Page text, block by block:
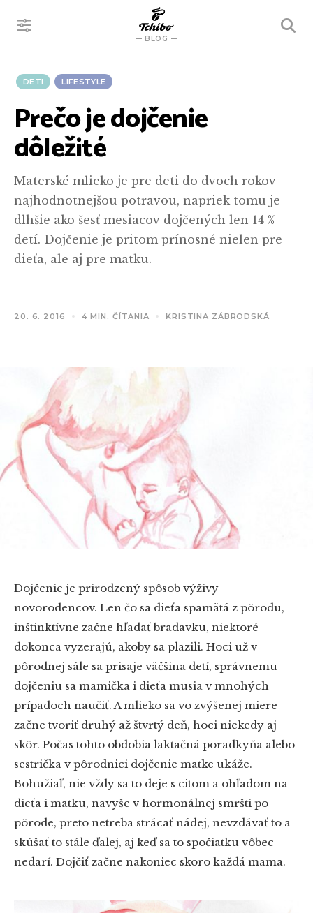
BLOG
VYHĽADÁVANIE
DETI LIFESTYLE
Prečo je dojčenie
dôležité
Materské mlieko je pre deti do dvoch rokov
najhodnotnejšou potravou, napriek tomu je
dlhšie ako šesť mesiacov dojčených len 14 %
detí. Dojčenie je pritom prínosné nielen pre
dieťa, ale aj pre matku.
20. 6. 2016 4 MIN. ČÍTANIA KRISTINA ZÁBRODSKÁ
Dojčenie je prirodzený spôsob výživy
novorodencov. Len čo sa dieťa spamätá z pôrodu,
inštinktívne začne hľadať bradavku, niektoré
dokonca vyzerajú, akoby sa plazili. Hoci už v
pôrodnej sále sa prisaje väčšina detí, správnemu
dojčeniu sa mamička i dieťa musia v mnohých
prípadoch naučiť. A mlieko sa vo zvýšenej miere
začne tvoriť druhý až štvrtý deň, hoci niekedy aj
skôr. Počas tohto obdobia laktačná poradkyňa alebo
sestrička v pôrodnici dojčenie matke ukáže.
Bohužiaľ, nie vždy sa to deje s citom a ohľadom na
dieťa i matku, navyše v hormonálnej smršti po
pôrode, preto netreba strácať nádej, nevzdávať to a
skúšať to stále ďalej, aj keď sa to spočiatku vôbec
nedarí. Dojčiť začne nakoniec skoro každá mama.